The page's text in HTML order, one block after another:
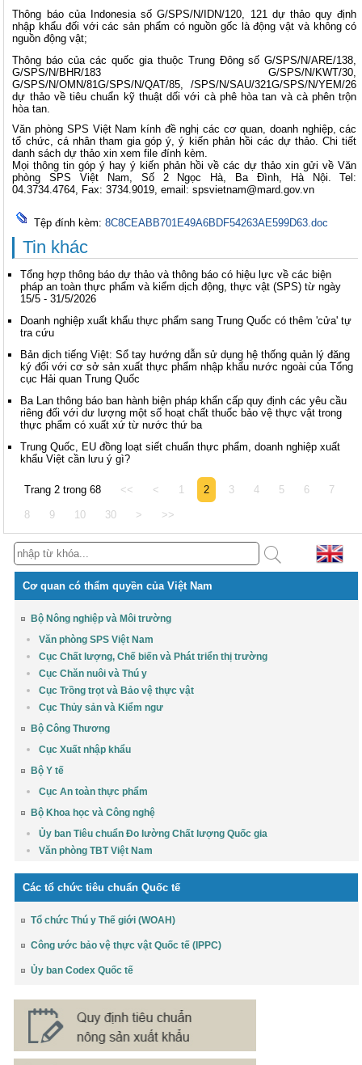
Thông báo của Indonesia số G/SPS/N/IDN/120, 121 dự thảo quy định
nhập khẩu đối với các sản phẩm có nguồn gốc là động vật và không có
nguồn động vật;
Thông báo của các quốc gia thuộc Trung Đông số G/SPS/N/ARE/138,
G/SPS/N/BHR/183 G/SPS/N/KWT/30,
G/SPS/N/OMN/81G/SPS/N/QAT/85, /SPS/N/SAU/321G/SPS/N/YEM/26
dự thảo về tiêu chuẩn kỹ thuật dối với cà phê hòa tan và cà phên trộn
hòa tan.
Văn phòng SPS Việt Nam kính đề nghị các cơ quan, doanh nghiệp, các
tổ chức, cá nhân tham gia góp ý, ý kiến phản hồi các dự thảo. Chi tiết
danh sách dự thảo xin xem file đính kèm.
Mọi thông tin góp ý hay ý kiến phản hồi về các dự thảo xin gửi về Văn
phòng SPS Việt Nam, Số 2 Ngọc Hà, Ba Đình, Hà Nội. Tel:
04.3734.4764, Fax: 3734.9019, email:spsvietnam@mard.gov.vn
Tệp đính kèm: 8C8CEABB701E49A6BDF54263AE599D63.doc
Tin khác
Tổng hợp thông báo dự thảo và thông báo có hiệu lực về các biện
pháp an toàn thực phẩm và kiểm dịch động, thực vật (SPS) từ ngày
15/5 - 31/5/2026
Doanh nghiệp xuất khẩu thực phẩm sang Trung Quốc có thêm 'cửa' tự
tra cứu
Bản dịch tiếng Việt: Sổ tay hướng dẫn sử dụng hệ thống quản lý đăng
ký đối với cơ sở sản xuất thực phẩm nhập khẩu nước ngoài của Tổng
cục Hải quan Trung Quốc
Ba Lan thông báo ban hành biện pháp khẩn cấp quy định các yêu cầu
riêng đối với dư lượng một số hoạt chất thuốc bảo vệ thực vật trong
thực phẩm có xuất xứ từ nước thứ ba
Trung Quốc, EU đồng loạt siết chuẩn thực phẩm, doanh nghiệp xuất
khẩu Việt cần lưu ý gì?
Trang 2 trong 68 << < 1 2 3 4 5 6 7
8 9 10 30 > >>
Cơ quan có thẩm quyền của Việt Nam
Bộ Nông nghiệp và Môi trường
Văn phòng SPS Việt Nam
Cục Chất lượng, Chế biến và Phát triển thị trường
Cục Chăn nuôi và Thú y
Cục Trồng trọt và Bảo vệ thực vật
Cục Thủy sản và Kiểm ngư
Bộ Công Thương
Cục Xuất nhập khẩu
Bộ Y tế
Cục An toàn thực phẩm
Bộ Khoa học và Công nghệ
Ủy ban Tiêu chuẩn Đo lường Chất lượng Quốc gia
Văn phòng TBT Việt Nam
Các tổ chức tiêu chuẩn Quốc tế
Tổ chức Thú y Thế giới (WOAH)
Công ước bảo vệ thực vật Quốc tế (IPPC)
Ủy ban Codex Quốc tế